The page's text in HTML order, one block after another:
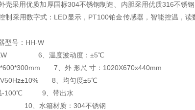
壳采用优质加厚国标304不锈钢制造、内胆采用优质316不锈
制采用数字式：LED显示，PT100铂金传感器，智能控温，
型号：HH-W
6、温度波动度：±5℃
7、外 形尺 寸：1020X670x440mm
8、均匀度±5℃
温-100℃ 9、带出水
、水箱材质：304不锈钢